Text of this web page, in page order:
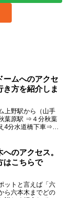
ームへのアクセ
き方を紹介しま
上野駅から（山手
葉原駅 ⇒４分秋葉
4分水道橋下車⇒４
のアクセス。
はこちらで
ットと言えば「六
ら六本木までどの